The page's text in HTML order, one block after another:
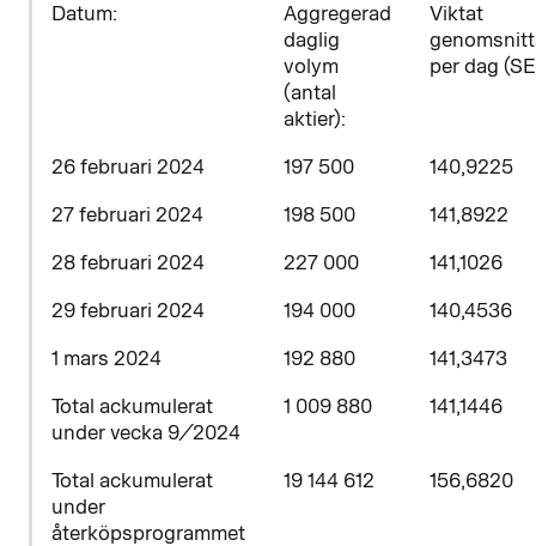
Datum:
Aggregerad
daglig
volym
(antal
aktier):
Viktat
per dag
26 februari 2024 197 500
140,9225
27 februari 2024
198 500
141,8922
28 februari 2024
227 000
141,1026
29 februari 2024
194 000
140,4536
1 mars 2024
192 880
141,3473
Total ackumulerat
under vecka 9/2024
1 009 880 141,1446
Total ackumulerat
under
återköpsprogrammet
19 144 612 156,6820